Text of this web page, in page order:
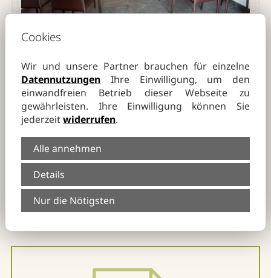
Trauerfall
Cookies
Wir und unsere Partner brauchen für einzelne
Datennutzungen Ihre Einwilligung, um den
einwandfreien Betrieb dieser Webseite zu
gewährleisten. Ihre Einwilligung können Sie
jederzeitwiderrufen.
Alle annehmen
Details
Nur die Nötigsten